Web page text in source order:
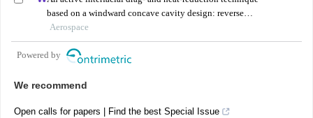
based on a windward concave cavity design: reverse
jetting
Aerospace
Powered by
We recommend
Open calls for papers | Find the best Special Issue